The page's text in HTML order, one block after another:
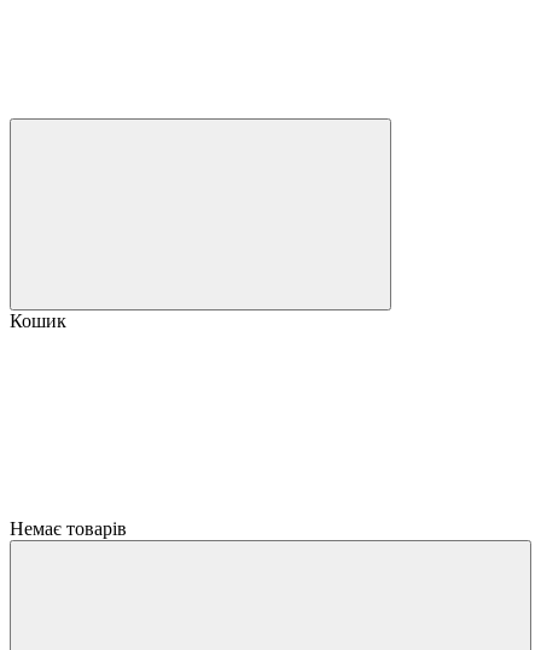
Кошик
Немає товарів